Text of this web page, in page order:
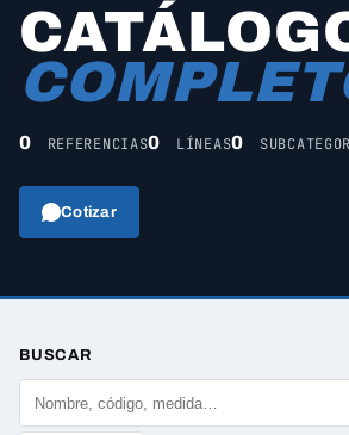
0 REFERENCIAS0 LÍNEAS0
Cotizar
BUSCAR